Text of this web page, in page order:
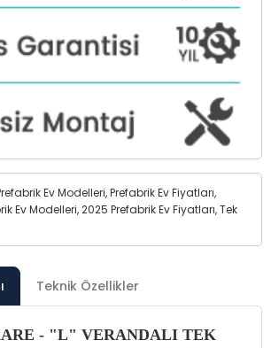
Ev Modelleri, Prefabrik Ev Fiyatları,
Ev Modelleri, 2025 Prefabrik Ev Fiyatları, Tek
Teknik Özellikler
- "L" VERANDALI TEK